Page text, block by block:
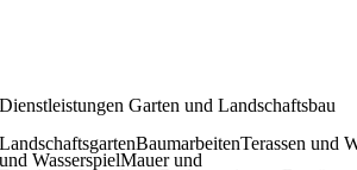
Dienstleistungen Garten und Landschaftsbau
LandschaftsgartenBaumarbeitenTerassen und
und WasserspielMauer und